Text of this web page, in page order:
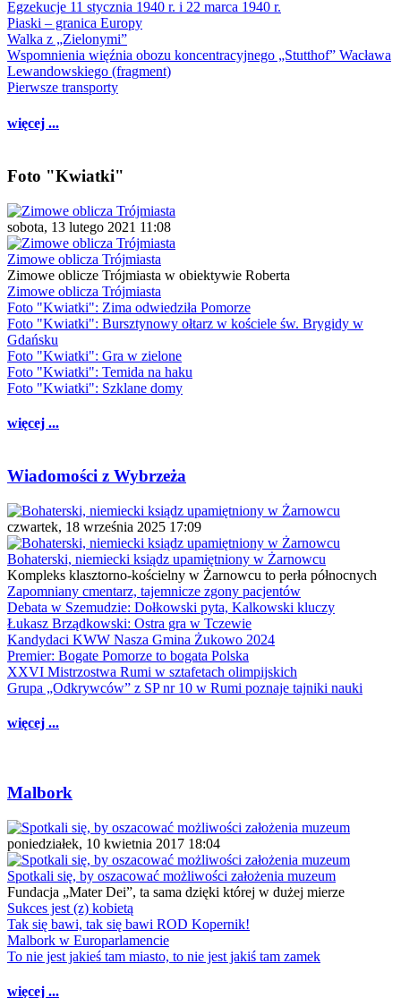
Egzekucje 11 stycznia 1940 r. i 22 marca 1940 r.
Piaski – granica Europy
Walka z „Zielonymi”
Wspomnienia więźnia obozu koncentracyjnego „Stutthof” Wacława
Lewandowskiego (fragment)
Pierwsze transporty
więcej ...
Foto "Kwiatki"
sobota, 13 lutego 2021 11:08
Zimowe oblicza Trójmiasta
Zimowe oblicze Trójmiasta w obiektywie Roberta
Zimowe oblicza Trójmiasta
Foto "Kwiatki": Zima odwiedziła Pomorze
Foto "Kwiatki": Bursztynowy ołtarz w kościele św. Brygidy w
Gdańsku
Foto "Kwiatki": Gra w zielone
Foto "Kwiatki": Temida na haku
Foto "Kwiatki": Szklane domy
więcej ...
Wiadomości z Wybrzeża
czwartek, 18 września 2025 17:09
Bohaterski, niemiecki ksiądz upamiętniony w Żarnowcu
Kompleks klasztorno-kościelny w Żarnowcu to perła północnych
Zapomniany cmentarz, tajemnicze zgony pacjentów
Debata w Szemudzie: Dołkowski pyta, Kalkowski kluczy
Łukasz Brządkowski: Ostra gra w Tczewie
Kandydaci KWW Nasza Gmina Żukowo 2024
Premier: Bogate Pomorze to bogata Polska
XXVI Mistrzostwa Rumi w sztafetach olimpijskich
Grupa „Odkrywców” z SP nr 10 w Rumi poznaje tajniki nauki
więcej ...
Malbork
poniedziałek, 10 kwietnia 2017 18:04
Spotkali się, by oszacować możliwości założenia muzeum
Fundacja „Mater Dei”, ta sama dzięki której w dużej mierze
Sukces jest (z) kobietą
Tak się bawi, tak się bawi ROD Kopernik!
Malbork w Europarlamencie
To nie jest jakieś tam miasto, to nie jest jakiś tam zamek
więcej ...